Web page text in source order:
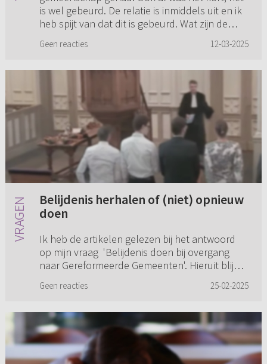
is wel gebeurd. De relatie is inmiddels uit en ik
heb spijt van dat dit is gebeurd. Wat zijn de
Geen reacties 12-03-2025
Belijdenis herhalen of (niet) opnieuw
doen
Ik heb de artikelen gelezen bij het antwoord
op mijn vraag 'Belijdenis doen bij overgang
naar Gereformeerde Gemeenten'. Hieruit blijkt
zegt in 'Opnieu...
Geen reacties 25-02-2025